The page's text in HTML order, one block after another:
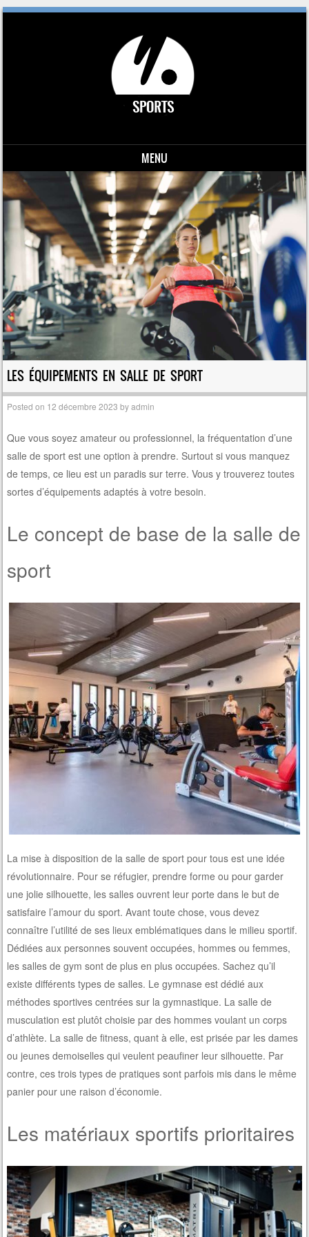
MENU
Skip to content
LES ÉQUIPEMENTS EN SALLE DE SPORT
Posted on 12 décembre 2023 byadmin
Que vous soyez amateur ou professionnel, la fréquentation d’une
salle de sport est une option à prendre. Surtout si vous manquez
de temps, ce lieu est un paradis sur terre. Vous y trouverez toutes
sortes d’équipements adaptés à votre besoin.
Le concept de base de la salle de
sport
La mise à disposition de la salle de sport pour tous est une idée
révolutionnaire. Pour se réfugier, prendre forme ou pour garder
une jolie silhouette, les salles ouvrent leur porte dans le but de
satisfaire l’amour du sport. Avant toute chose, vous devez
connaître l’utilité de ses lieux emblématiques dans le milieu sportif.
Dédiées aux personnes souvent occupées, hommes ou femmes,
les salles de gym sont de plus en plus occupées. Sachez qu’il
existe différents types de salles. Le gymnase est dédié aux
méthodes sportives centrées sur la gymnastique. La salle de
musculation est plutôt choisie par des hommes voulant un corps
d’athlète. La salle de fitness, quant à elle, est prisée par les dames
ou jeunes demoiselles qui veulent peaufiner leur silhouette. Par
contre, ces trois types de pratiques sont parfois mis dans le même
panier pour une raison d’économie.
Les matériaux sportifs prioritaires